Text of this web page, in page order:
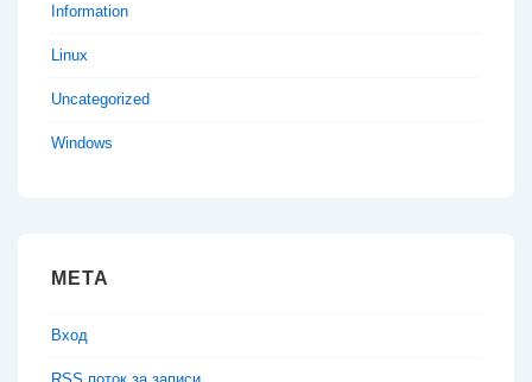
Information
Linux
Uncategorized
Windows
МЕТА
Вход